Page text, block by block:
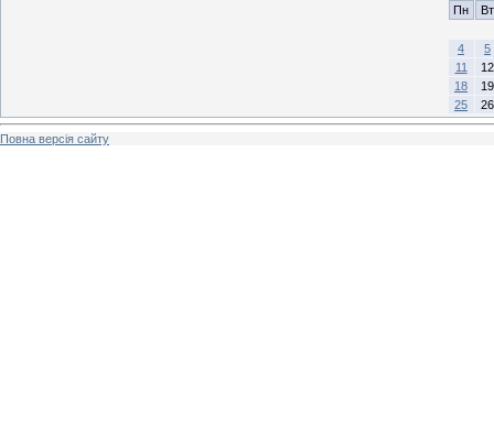
Пн Вт
4
5
11
12
18
19
25
26
Повна версія сайту